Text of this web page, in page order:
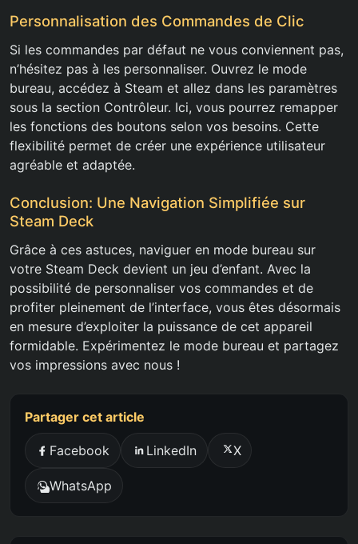
Personnalisation des Commandes de Clic
Si les commandes par défaut ne vous conviennent pas,
n’hésitez pas à les personnaliser. Ouvrez le mode
bureau, accédez à Steam et allez dans les paramètres
sous la section Contrôleur. Ici, vous pourrez remapper
les fonctions des boutons selon vos besoins. Cette
flexibilité permet de créer une expérience utilisateur
agréable et adaptée.
Conclusion: Une Navigation Simplifiée sur
Steam Deck
Grâce à ces astuces, naviguer en mode bureau sur
votre Steam Deck devient un jeu d’enfant. Avec la
possibilité de personnaliser vos commandes et de
profiter pleinement de l’interface, vous êtes désormais
en mesure d’exploiter la puissance de cet appareil
formidable. Expérimentez le mode bureau et partagez
vos impressions avec nous !
Partager cet article
Facebook LinkedIn X
WhatsApp